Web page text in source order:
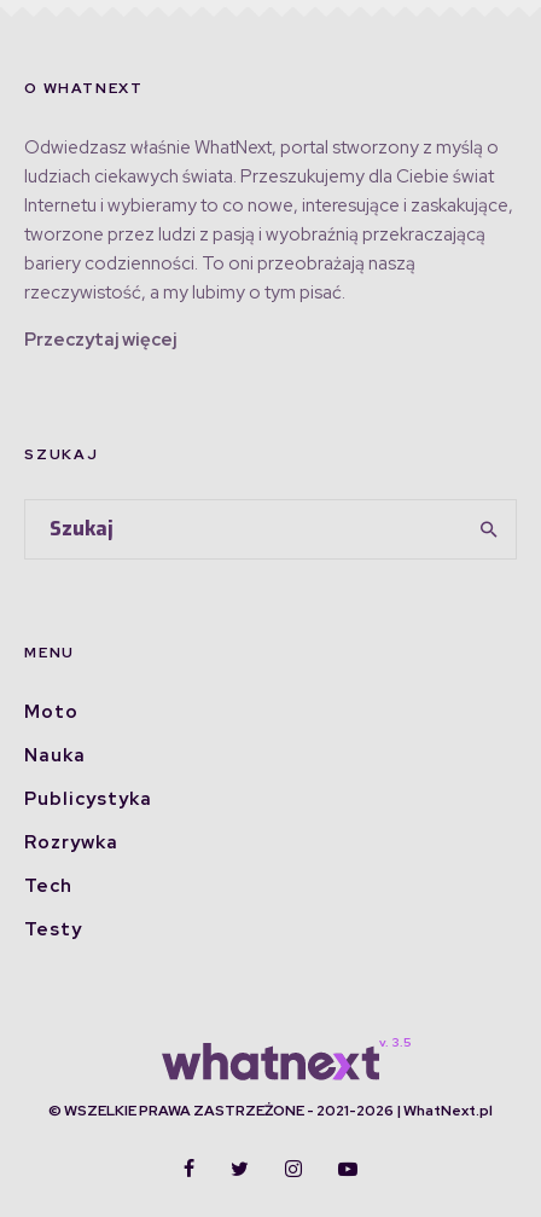
O WHATNEXT
Odwiedzasz właśnie WhatNext, portal stworzony z myślą o
ludziach ciekawych świata. Przeszukujemy dla Ciebie świat
Internetu i wybieramy to co nowe, interesujące i zaskakujące,
tworzone przez ludzi z pasją i wyobraźnią przekraczającą
bariery codzienności. To oni przeobrażają naszą
rzeczywistość, a my lubimy o tym pisać.
Przeczytaj więcej
SZUKAJ
MENU
Moto
Nauka
Publicystyka
Rozrywka
Tech
Testy
© WSZELKIE PRAWA ZASTRZEŻONE - 2021-2026 | WhatNext.pl